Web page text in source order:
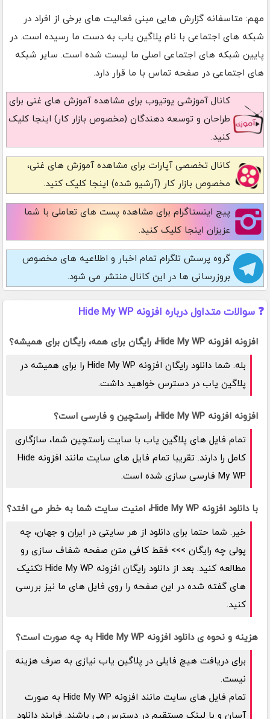
مهم: متاسفانه گزارش هایی مبنی فعالیت های برخی از افراد در
شبکه های اجتماعی با نام پلاگین یاب به دست ما رسیده است. در
پایین شبکه های اجتماعی اصلی ما لیست شده است. سایر شبکه
های اجتماعی در صفحه تماس با ما قرار دارد.
کانال آموزشی یوتیوب برای مشاهده آموزش های غنی برای
طراحان و توسعه دهندگان (مخصوص بازار کار) اینجا کلیک
کنید.
کانال تخصصی آپارات برای مشاهده آموزش های غنی،
مخصوص بازار کار (آرشیو شده) اینجا کلیک کنید.
پیج اینستاگرام برای مشاهده پست های تعاملی با شما
عزیزان اینجا کلیک کنید.
گروه پرسش تلگرام تمام اخبار و اطلاعیه های مخصوص
بروزرسانی ها در این کانال منتشر می شود.
❓ سوالات متداول درباره افزونه Hide My WP
افزونه افزونه Hide My WP، رایگان برای همه، رایگان برای همیشه؟
بله. شما دانلود رایگان افزونه Hide My WP را برای همیشه در
پلاگین یاب در دسترس خواهید داشت.
افزونه افزونه Hide My WP، راستچین و فارسی است؟
تمام فایل های پلاگین یاب با سایت راستچین شما، سازگاری
کامل را دارند. تقریبا تمام فایل های سایت مانند افزونه Hide
My WP فارسی سازی شده است.
با دانلود افزونه Hide My WP، امنیت سایت شما به خطر می افتد؟
خیر. شما حتما برای دانلود از هر سایتی در ایران و جهان، چه
پولی چه رایگان >>> فقط کافی متن صفحه شفاف سازی رو
مطالعه کنید. بعد از دانلود رایگان افزونه Hide My WP تکنیک
های گفته شده در این صفحه را روی فایل های ما نیز بررسی
کنید.
هزینه و نحوه ی دانلود افزونه Hide My WP به چه صورت است؟
برای دریافت هیچ فایلی در پلاگین یاب نیازی به صرف هزینه
نیست.
تمام فایل های سایت مانند افزونه Hide My WP به صورت
آسان و با لینک مستقیم در دسترس می باشند. فرایند دانلود